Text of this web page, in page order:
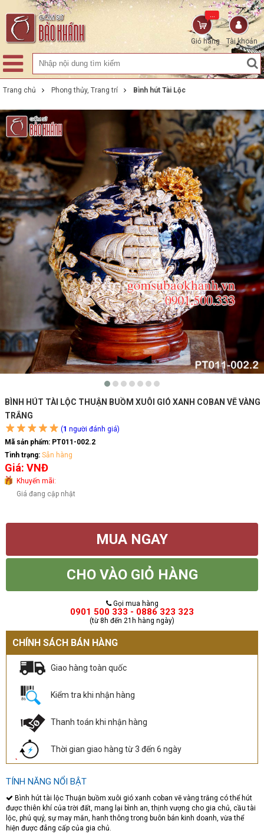
Tài khoản
Giỏ hàng
...
Trang chủ Phong thủy, Trang trí Bình hút Tài Lộc
BÌNH HÚT TÀI LỘC THUẬN BUỒM XUÔI GIÓ XANH COBAN VẼ VÀNG
TRẮNG
(1 người đánh giá)
Mã sản phẩm: PT011-002.2
Tình trạng: Sẵn hàng
Giá: VNĐ
Khuyến mãi:
Giá đang cập nhật
MUA NGAY
CHO VÀO GIỎ HÀNG
Gọi mua hàng
0901 500 333 - 0886 323 323
(từ 8h đến 21h hàng ngày)
CHÍNH SÁCH BÁN HÀNG
Giao hàng toàn quốc
Kiểm tra khi nhận hàng
Thanh toán khi nhận hàng
Thời gian giao hàng từ 3 đến 6 ngày
TÍNH NĂNG NỔI BẬT
Bình hút tài lộc Thuận buồm xuôi gió xanh coban vẽ vàng trắng có thể hút
được thiên khí của trời đất, mang lại bình an, thịnh vượng cho gia chủ, cầu tài
lộc, phú quý, sự may mắn, hanh thông trong buôn bán kinh doanh, vừa thể
hiện được đẳng cấp của gia chủ.